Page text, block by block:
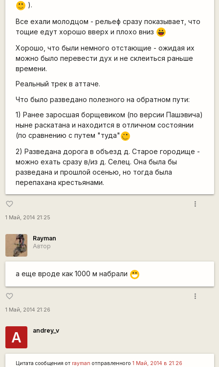
:)
).
Все ехали молодцом - рельеф сразу показывает, что
тощие едут хорошо вверх и плохо вниз |-))
Хорошо, что были немного отстающие - ожидая их
можно было перевести дух и не склеиться раньше
времени.
Реальный трек в аттаче.
Что было разведано полезного на обратном пути:
1) Ранее заросшая борщевиком (по версии Пашэвича)
ныне раскатана и находится в отличном состоянии
(по сравнению с путем "туда" ;)
2) Разведана дорога в объезд д. Старое городище -
можно ехать сразу в/из д. Селец. Она была бы
разведана и прошлой осенью, но тогда была
перепахана крестьянами.
favorite_border
1 Май, 2014 21:25
more_vert
Rаyman
Автор
а еще вроде как 1000 м набрали :D
favorite_border
1 Май, 2014 21:26
more_vert
A andrey_v
Цитата сообщения от rаyman отправленного 1 Май, 2014 в 21:26